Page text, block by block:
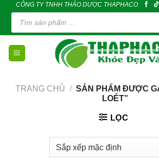
content
CÔNG TY TNHH THẢO DƯỢC THAPHACO
Tìm
kiếm
phẩm
TRANG CHỦ / SẢN PHẨM ĐƯỢC
LOÉT”
LỌC